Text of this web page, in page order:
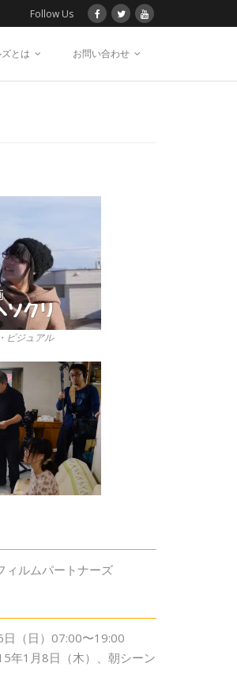
Follow Us
とは お問い合わせ
ビジュアル
ィルムパートナーズ
（日）07:00〜19:00
年1月8日（木）、朝シーン